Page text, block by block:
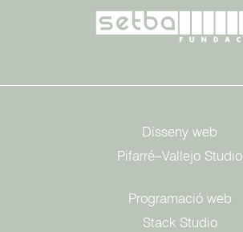
Disseny web
Pifarré–Vallejo Studio
Programació web
Stack Studio